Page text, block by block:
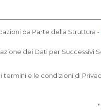
da Parte della Struttura-
dei Dati per Successivi
termini e le condizioni di